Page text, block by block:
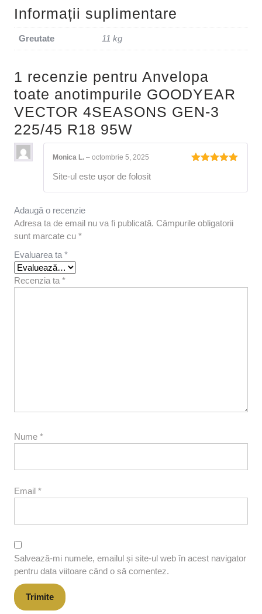
Informații suplimentare
Greutate 11 kg
1 recenzie pentru Anvelopa
toate anotimpurile GOODYEAR
VECTOR 4SEASONS GEN-3
225/45 R18 95W
Monica L. – octombrie 5, 2025
Site-ul este ușor de folosit
Adaugă o recenzie
Adresa ta de email nu va fi publicată. Câmpurile obligatorii
sunt marcate cu *
Evaluarea ta *
Recenzia ta *
Nume *
Email *
Salvează-mi numele, emailul și site-ul web în acest navigator
pentru data viitoare când o să comentez.